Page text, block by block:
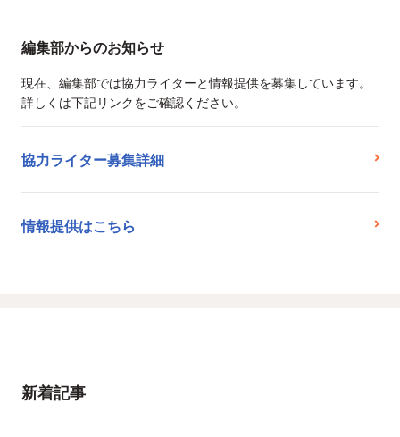
編集部からのお知らせ
現在、編集部では協力ライターと情報提供を募集しています。
詳しくは下記リンクをご確認ください。
協力ライター募集詳細
情報提供はこちら
新着記事